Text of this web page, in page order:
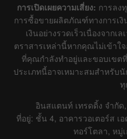
การเปิดเผยความเสี่ยง: การลง
การซื้อขายผลิตภัณฑ์ทางการเ
เงินอย่างรวดเร็วเนื่องจากเ
ตราสารเหล่านี้หากคุณไม่เข้าใ
ที่คุณกำลังทำอยู่และขอบเขต
ประเภทนี้อาจเหมาะสมสำหรับ
ทุ
อินสแตนท์ เทรดดิ้ง จำกัด
ที่อยู่: ชั้น 4, อาคารวอเตอร์ส เ
ทอร์โตลา, หมู่